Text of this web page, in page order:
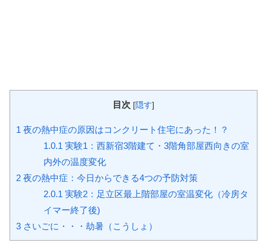
目次 [隠す]
1 夜の熱中症の原因はコンクリート住宅にあった！？
1.0.1 実験1：西新宿3階建て・3階角部屋西向きの室
内外の温度変化
2 夜の熱中症：今日からできる4つの予防対策
2.0.1 実験2：足立区最上階部屋の室温変化（冷房タ
イマー終了後)
3 さいごに・・・劫暑（こうしょ）